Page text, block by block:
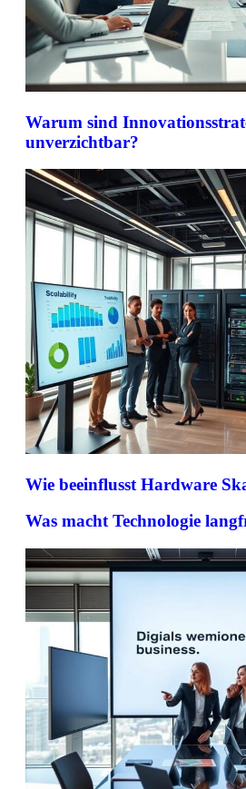
Warum sind
unverzichtbar?
Wie beeinflusst Hardware
Was macht Technologie